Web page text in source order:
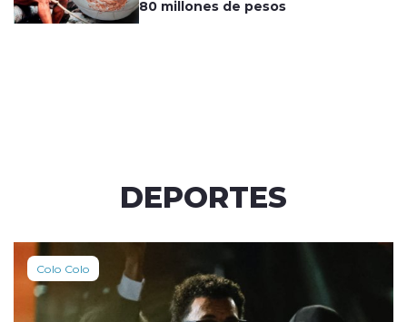
80 millones de pesos
DEPORTES
Colo Colo